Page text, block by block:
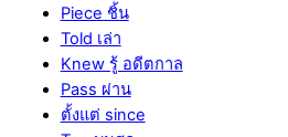
Piece ชิ้น
Told เล่า
Knew รู้ อดีตกาล
Pass ผ่าน
ตั้งแต่ since